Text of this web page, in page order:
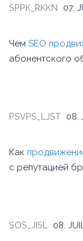
SPPK_RKKN 07.
Чем SEO
абонентского
PSVPS_LJST 08.
Как
с репутацией
SOS_JISL 08.